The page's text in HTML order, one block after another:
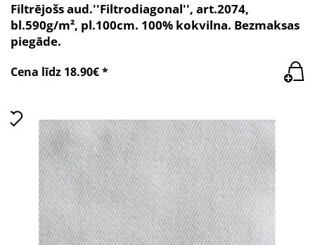
Filtrējošs aud.''Filtrodiagonal'', art.2074,
bl.590g/m², pl.100cm. 100% kokvilna. Bezmaksas
piegāde.
Cena līdz 18.90€ *